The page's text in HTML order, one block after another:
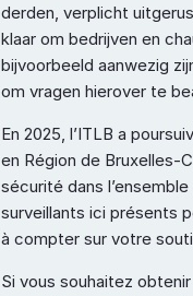
derden, verplicht
klaar om bedrijven en
bijvoorbeeld aanwezig
om vragen hierover te
En 2025, l’ITLB a
en Région de Bruxelles-
sécurité dans
surveillants ici présents
à compter sur votre
Si vous souhaitez